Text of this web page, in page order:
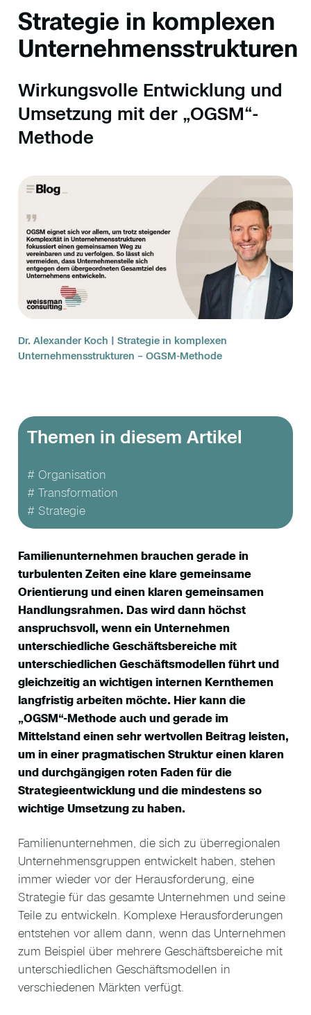
Strategie in komplexen
Unternehmensstrukturen
Wirkungsvolle Entwicklung und
Umsetzung mit der „OGSM“-
Methode
Dr. Alexander Koch | Strategie in komplexen
Unternehmensstrukturen – OGSM-Methode
Themen in diesem Artikel
# Organisation
# Transformation
# Strategie
Familienunternehmen brauchen gerade in
turbulenten Zeiten eine klare gemeinsame
Orientierung und einen klaren gemeinsamen
Handlungsrahmen. Das wird dann höchst
anspruchsvoll, wenn ein Unternehmen
unterschiedliche Geschäftsbereiche mit
unterschiedlichen Geschäftsmodellen führt und
gleichzeitig an wichtigen internen Kernthemen
langfristig arbeiten möchte. Hier kann die
„OGSM“-Methode auch und gerade im
Mittelstand einen sehr wertvollen Beitrag leisten,
um in einer pragmatischen Struktur einen klaren
und durchgängigen roten Faden für die
Strategieentwicklung und die mindestens so
wichtige Umsetzung zu haben.
Familienunternehmen, die sich zu überregionalen
Unternehmensgruppen entwickelt haben, stehen
immer wieder vor der Herausforderung, eine
Strategie für das gesamte Unternehmen und seine
Teile zu entwickeln. Komplexe Herausforderungen
entstehen vor allem dann, wenn das Unternehmen
zum Beispiel über mehrere Geschäftsbereiche mit
unterschiedlichen Geschäftsmodellen in
verschiedenen Märkten verfügt.